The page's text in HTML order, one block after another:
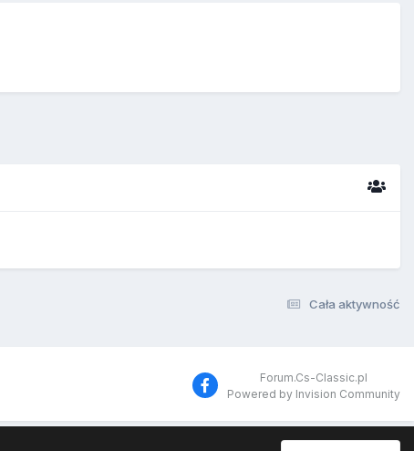
Cała aktywność
Forum.Cs-Classic.pl
Powered by Invision Community